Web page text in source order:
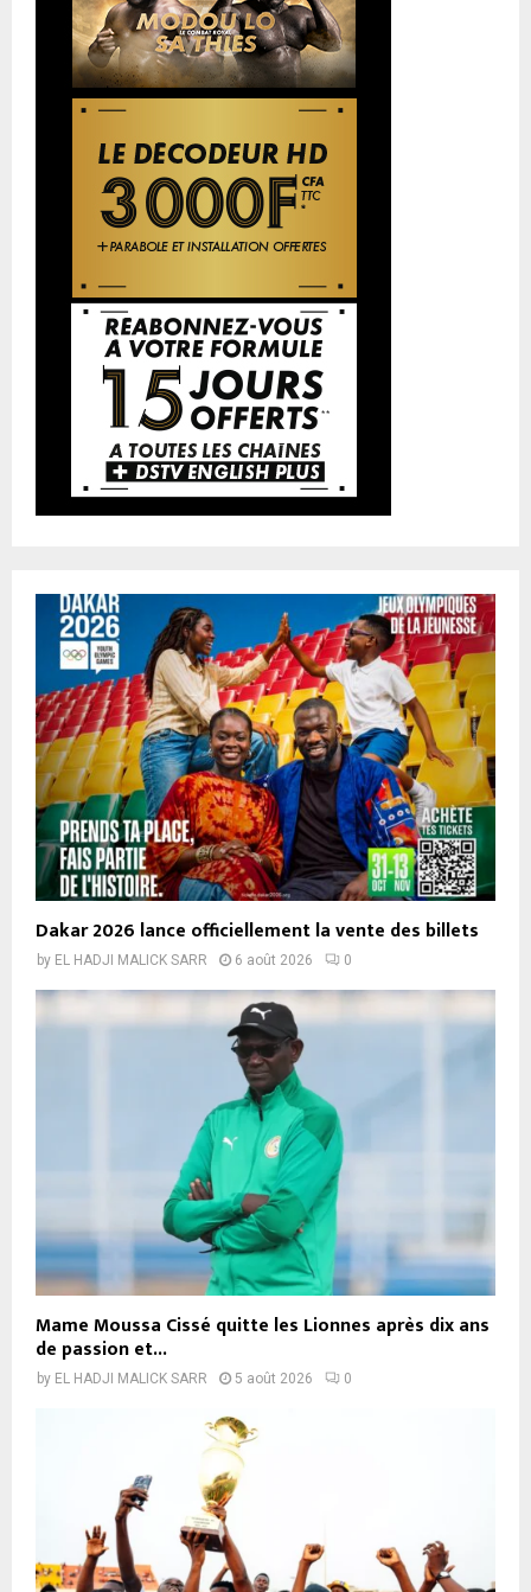
Dakar 2026 lance officiellement la vente des billets
by EL HADJI MALICK SARR 6 août 2026 0
Mame Moussa Cissé quitte les Lionnes après dix ans
de passion et...
by EL HADJI MALICK SARR 5 août 2026 0